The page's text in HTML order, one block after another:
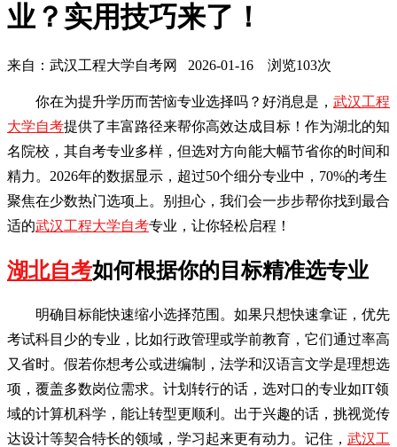
业？实用技巧来了！
来自：武汉工程大学自考网 2026-01-16 浏览103次
你在为提升学历而苦恼专业选择吗？好消息是， 武汉工程
大学自考提供了丰富路径来帮你高效达成目标！作为湖北的知
名院校，其自考专业多样，但选对方向能大幅节省你的时间和
精力。2026年的数据显示，超过50个细分专业中，70%的考生
聚焦在少数热门选项上。别担心，我们会一步步帮你找到最合
适的武汉工程大学自考专业，让你轻松启程！
湖北自考如何根据你的目标精准选专业
明确目标能快速缩小选择范围。如果只想快速拿证，优先
考试科目少的专业，比如行政管理或学前教育，它们通过率高
又省时。假若你想考公或进编制，法学和汉语言文学是理想选
项，覆盖多数岗位需求。计划转行的话，选对口的专业如IT领
域的计算机科学，能让转型更顺利。出于兴趣的话，挑视觉传
达设计等契合特长的领域，学习起来更有动力。记住， 武汉工